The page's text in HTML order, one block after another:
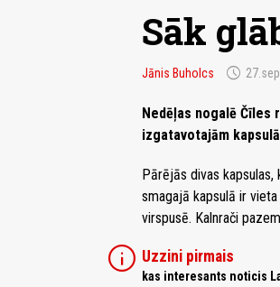
Sāk
Jānis Buholcs schedule
Nedēļas nogalē
izgatavotajām
Pārējās divas
smagajā kapsulā ir
virspusē. Kalnrači
info Uzzini pirmais
kas interesants noticis